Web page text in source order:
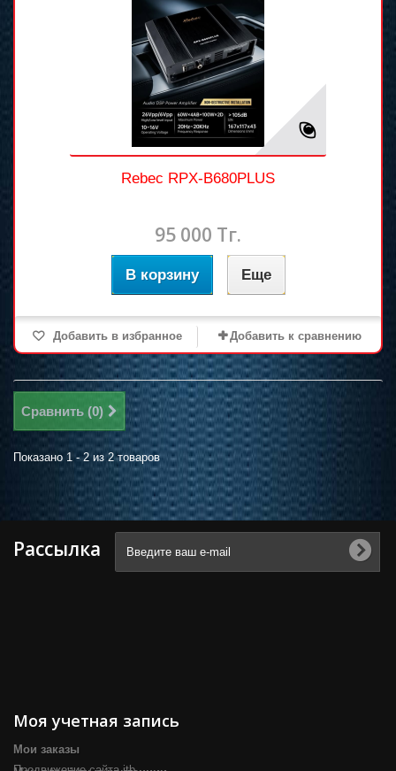
Rebec RPX-B680PLUS
95 000 Тг.
В корзину Еще
Добавить в избранное Добавить к сравнению
Сравнить (0)
Показано 1 - 2 из 2 товаров
Рассылка
Моя учетная запись
Мои заказы